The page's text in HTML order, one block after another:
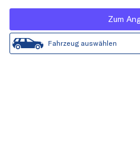
Zum
Fahrzeug auswählen